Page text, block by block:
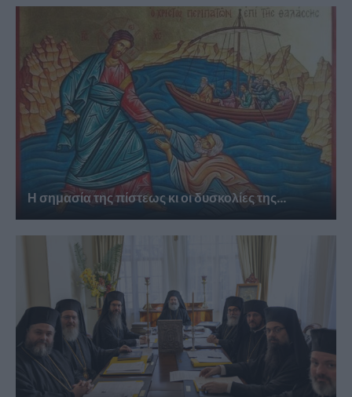
Η σημασία της πίστεως κι οι δυσκολίες της...